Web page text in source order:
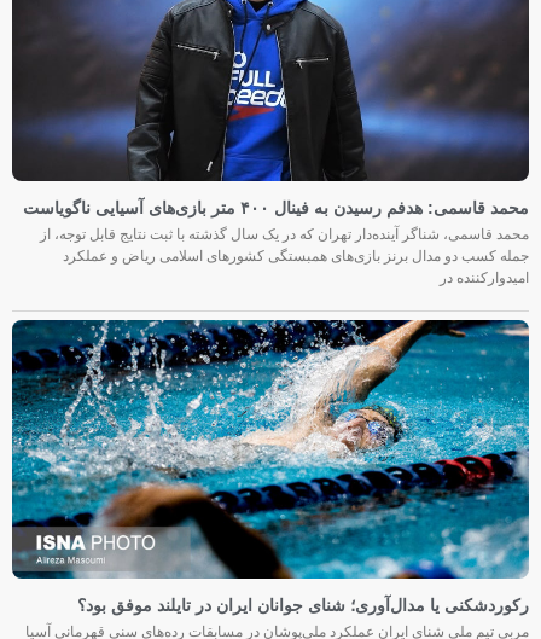
محمد قاسمی: هدفم رسیدن به فینال ۴۰۰ متر بازی‌های آسیایی ناگویاست
محمد قاسمی، شناگر آینده‌دار تهران که در یک سال گذشته با ثبت نتایج قابل توجه، از
جمله کسب دو مدال برنز بازی‌های همبستگی کشورهای اسلامی ریاض و عملکرد
امیدوارکننده در
رکوردشکنی یا مدال‌آوری؛ شنای جوانان ایران در تایلند موفق بود؟
مربی تیم ملی شنای ایران عملکرد ملی‌پوشان در مسابقات رده‌های سنی قهرمانی آسیا